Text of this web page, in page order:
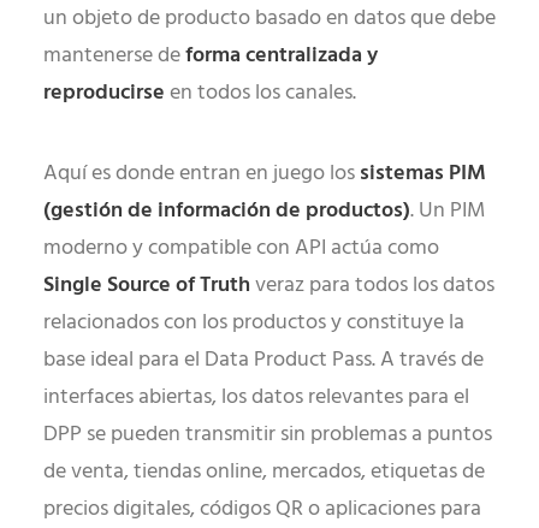
un objeto de producto basado en datos que debe
mantenerse deforma centralizada y
reproducirseen todos los canales.
Aquí es donde entran en juego lossistemas PIM
(gestión de información de productos). Un PIM
moderno y compatible con API actúa como
Single Source of Truthveraz para todos los datos
relacionados con los productos y constituye la
base ideal para el Data Product Pass. A través de
interfaces abiertas, los datos relevantes para el
DPP se pueden transmitir sin problemas a puntos
de venta, tiendas online, mercados, etiquetas de
precios digitales, códigos QR o aplicaciones para